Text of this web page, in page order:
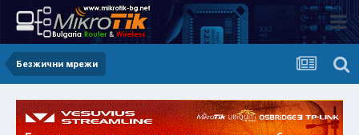
Безжични мрежи